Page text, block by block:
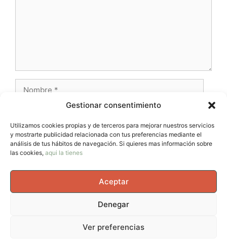
Gestionar consentimiento
Utilizamos cookies propias y de terceros para mejorar nuestros servicios
y mostrarte publicidad relacionada con tus preferencias mediante el
análisis de tus hábitos de navegación. Si quieres mas información sobre
las cookies, aqui la tienes
Aceptar
Denegar
Ver preferencias
electrónico
Web
© 2026 AvernoTrail - Movimiento, vida y curiosidad, un